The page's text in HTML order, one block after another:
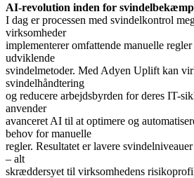
AI-revolution inden for
I dag er processen med svindelkontrol
virksomheder
implementerer omfattende manuelle
udviklende
svindelmetoder. Med Adyen Uplift kan
svindelhåndtering
og reducere arbejdsbyrden for deres IT-
anvender
avanceret AI til at optimere og
behov for manuelle
regler. Resultatet er lavere
– alt
skræddersyet til virksomhedens